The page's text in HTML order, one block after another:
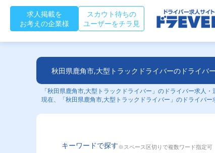
求人掲載を
お考えの企業様
スカウト待ちの
ユーザーをチラ見
秋田県鹿角市,大型トラックドライバーのドライバ
「秋田県鹿角市,大型トラックドライバー」のドライバー求人
現在、「秋田県鹿角市,大型トラックドライバー」のドライバー
キーワードで探す※スペース区切りで複数ワード指定可